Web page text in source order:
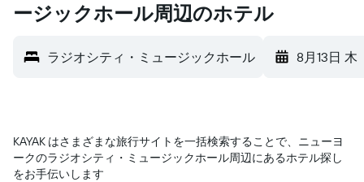
ージックホール周辺のホテル
ラジオシティ・ミュージックホール 8月13日 木
KAYAK はさまざまな旅行サイトを一括検索することで、ニューヨ
ーク​のラジオシティ・ミュージックホール​周辺にあるホテル探し
をお手伝いします